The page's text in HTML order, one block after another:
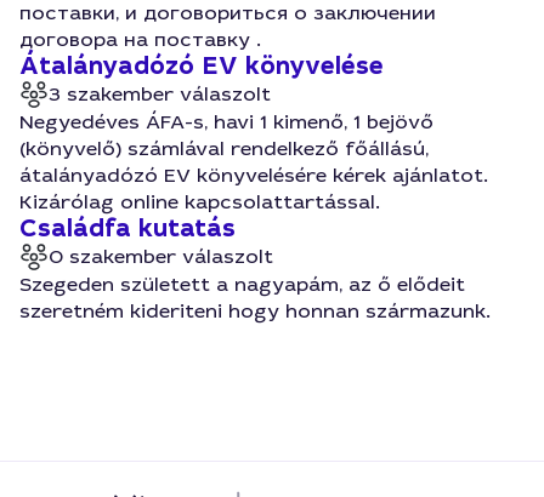
поставки, и договориться о заключении
договора на поставку .
Átalányadózó EV könyvelése
3 szakember válaszolt
Negyedéves ÁFA-s, havi 1 kimenő, 1 bejövő
(könyvelő) számlával rendelkező főállású,
átalányadózó EV könyvelésére kérek ajánlatot.
Kizárólag online kapcsolattartással.
Családfa kutatás
0 szakember válaszolt
Szegeden született a nagyapám, az ő elődeit
szeretném kideriteni hogy honnan származunk.